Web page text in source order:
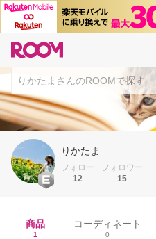
りかたま
フォロー
12
フォロワー
15
商品
1
コーディネート
0